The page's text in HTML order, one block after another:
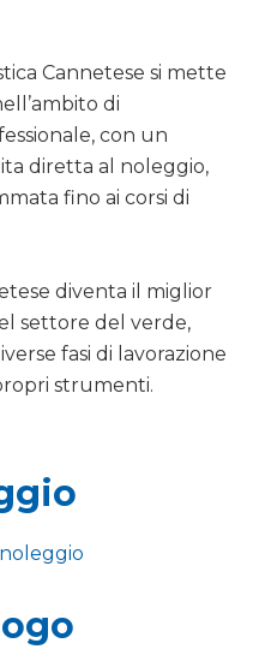
Cannetese si mette
di
con un
diretta al noleggio,
fino ai corsi di
diventa il miglior
settore del verde,
fasi di lavorazione
strumenti.